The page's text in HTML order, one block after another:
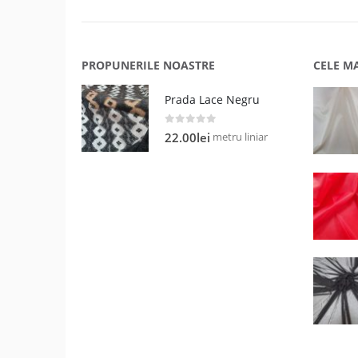
PROPUNERILE NOASTRE
Prada Lace Negru
0 out of 5
22.00lei metru liniar
CELE